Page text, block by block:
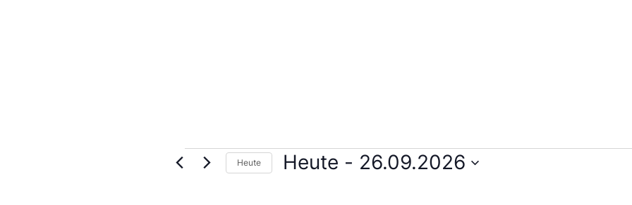
Heute Heute - 26.09.2026